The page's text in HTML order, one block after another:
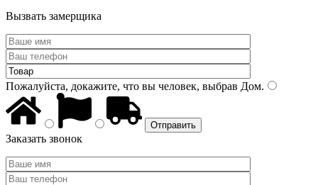
Вызвать замерщика
Пожалуйста, докажите, что вы человек, выбрав Дом.
Заказать звонок